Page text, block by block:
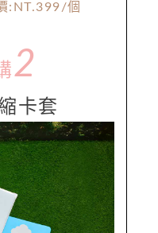
:NT.399/個
2
卡套